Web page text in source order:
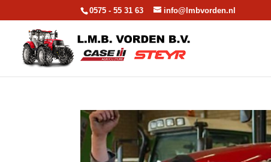
0575 - 55 31 63 info@lmbvorden.nl